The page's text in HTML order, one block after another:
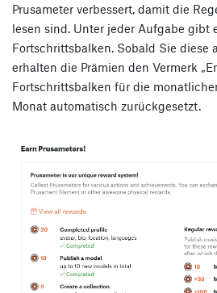
Prusameter verbessert, damit die
lesen sind. Unter jeder Aufgabe gibt
Fortschrittsbalken. Sobald Sie diese
erhalten die Prämien den Vermerk
Fortschrittsbalken für die
Monat automatisch zurückgesetzt.